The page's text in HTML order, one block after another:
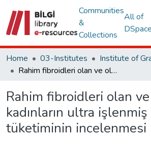
Communities
&
Collections
All of
DSpace
Home 03-Institutes
Rahim fibroidleri olan ve olmayan kadınların ultra işlenmiş besin tüketiminin incelenmesi
Rahim fibroidleri olan
kadınların ultra
tüketiminin incelenmesi